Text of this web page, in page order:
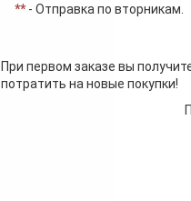
**- Отправка по вторникам.
При первом заказе вы
потратить на новые покупки!